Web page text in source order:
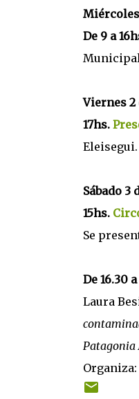
De 9 a
Viernes 2
17hs.
Eleisegui.
Sábado 3
15hs.
Se
De 16.30
Laura
Patagonia